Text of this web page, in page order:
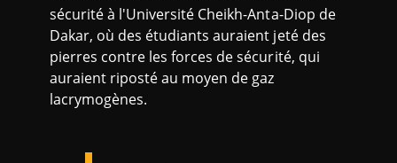
sécurité à l'Université Cheikh-Anta-Diop de
Dakar, où des étudiants auraient jeté des
pierres contre les forces de sécurité, qui
auraient riposté au moyen de gaz
lacrymogènes.